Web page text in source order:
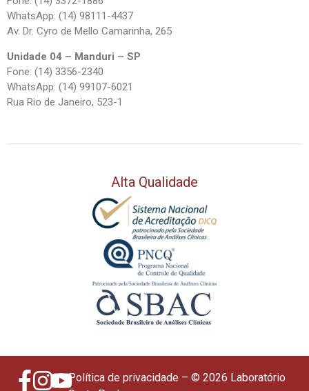
WhatsApp: (14) 98111-4437
Av. Dr. Cyro de Mello Camarinha, 265
Unidade 04 – Manduri – SP
Fone: (14) 3356-2340
WhatsApp: (14) 99107-6021
Rua Rio de Janeiro, 523-1
Alta Qualidade
Política de privacidade – © 2026 Laboratório